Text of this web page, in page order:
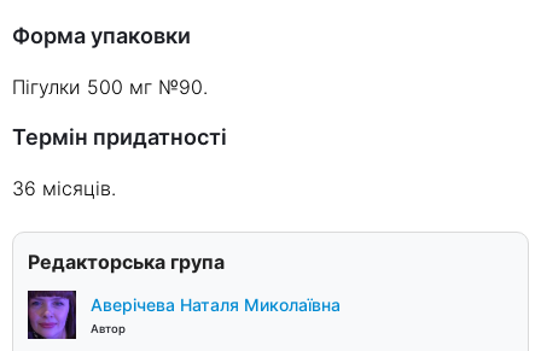
Форма упаковки
Пігулки 500 мг №90.
Термін придатності
36 місяців.
Редакторська група
Аверічева Наталя Миколаївна
Автор